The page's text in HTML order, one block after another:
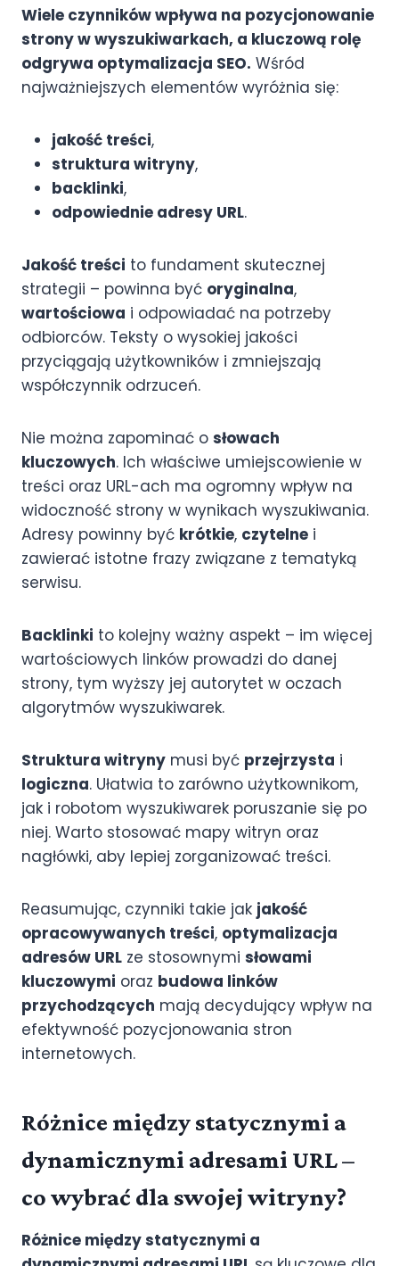
Wiele czynników wpływa na pozycjonowanie
strony w wyszukiwarkach, a kluczową rolę
odgrywa optymalizacja SEO. Wśród
najważniejszych elementów wyróżnia się:
jakość treści,
struktura witryny,
backlinki,
odpowiednie adresy URL.
Jakość treści to fundament skutecznej
strategii – powinna być oryginalna,
wartościowa i odpowiadać na potrzeby
odbiorców. Teksty o wysokiej jakości
przyciągają użytkowników i zmniejszają
współczynnik odrzuceń.
Nie można zapominać o słowach
kluczowych. Ich właściwe umiejscowienie w
treści oraz URL-ach ma ogromny wpływ na
widoczność strony w wynikach wyszukiwania.
Adresy powinny być krótkie, czytelne i
zawierać istotne frazy związane z tematyką
serwisu.
Backlinki to kolejny ważny aspekt – im więcej
wartościowych linków prowadzi do danej
strony, tym wyższy jej autorytet w oczach
algorytmów wyszukiwarek.
Struktura witryny musi być przejrzysta i
logiczna. Ułatwia to zarówno użytkownikom,
jak i robotom wyszukiwarek poruszanie się po
niej. Warto stosować mapy witryn oraz
nagłówki, aby lepiej zorganizować treści.
Reasumując, czynniki takie jak jakość
opracowywanych treści, optymalizacja
adresów URL ze stosownymi słowami
kluczowymi oraz budowa linków
przychodzących mają decydujący wpływ na
efektywność pozycjonowania stron
internetowych.
Różnice między statycznymi a
dynamicznymi adresami URL –
co wybrać dla swojej witryny?
Różnice między statycznymi a